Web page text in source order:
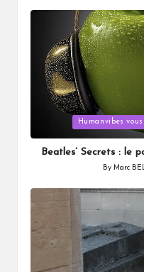
in
Humanvibes
Beatles’ Secrets : le
Posted
By Marc